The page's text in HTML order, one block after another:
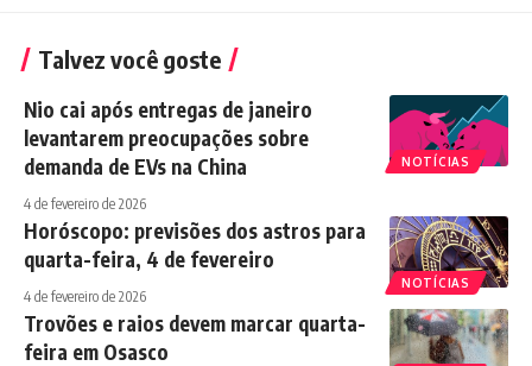
Talvez você goste
NOTÍCIAS
Nio cai após entregas de janeiro
levantarem preocupações sobre
demanda de EVs na China
4 de fevereiro de 2026
NOTÍCIAS
Horóscopo: previsões dos astros para
quarta-feira, 4 de fevereiro
4 de fevereiro de 2026
Trovões e raios devem marcar quarta-
feira em Osasco